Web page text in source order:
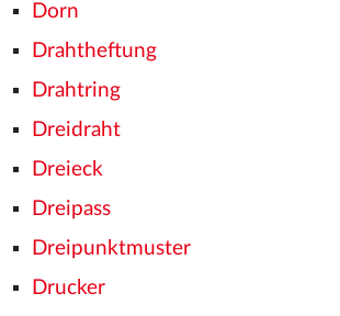
Dorn
Drahtheftung
Drahtring
Dreidraht
Dreieck
Dreipass
Dreipunktmuster
Drucker